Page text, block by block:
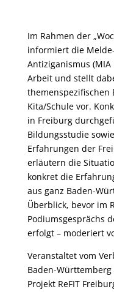
Im Rahmen der
informiert die
Antiziganismus
Arbeit und stellt
themenspezifischen
Kita/Schule vor.
in Freiburg
Bildungsstudie
Erfahrungen der
erläutern die
konkret die
aus ganz Baden-
Überblick, bevor im
Podiumsgesprächs
erfolgt – moderiert
Veranstaltet vom
Baden-Württemberg
Projekt ReFIT